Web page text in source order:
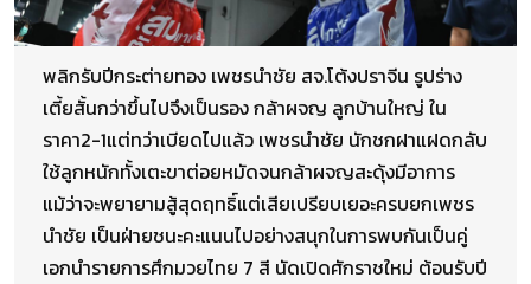
พลิกรับปีกระต่ายทอง เพชรนำชัย สจ.โต้งปราจีน รูปร่าง
เตี้ยสั้นกว่าขึ้นไปจึงเป็นรอง กล้าผจญ ลูกบ้านใหญ่ ใน
ราคา2-1แต่ทว่าเบียดไปแล้ว เพชรนำชัย นักชกฝาแฝดกลับ
ใช้ลูกหนักทั้งเตะขาต่อยหมัดจนกล้าผจญสะดุ้งมีอาการ
แม้ว่าจะพยายามสู้สุดฤทธิ์แต่เสียเปรียบเยอะครบยกเพชร
นำชัย เป็นฝ่ายชนะคะแนนไปอย่างสนุกในการพบกันเป็นคู่
เอกนำรายการศึกมวยไทย 7 สี นัดเปิดศักราชใหม่ ต้อนรับปี